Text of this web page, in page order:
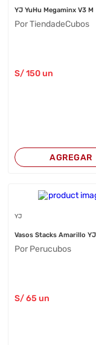
YJ YuHu Megaminx V3 M
Por TiendadeCubos
S/150 un
AGREGAR
YJ
Vasos Stacks Amarillo YJ
Por Perucubos
S/65 un